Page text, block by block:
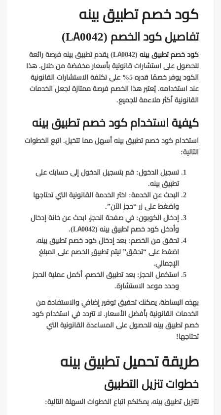
كود خصم تطبيق بينه
تفاصيل كود الخصم (LA0042)
كود خصم تطبيق بينه
(LA0042) يقدم تطبيق بينه فرصة رائعة
للحصول على استشارات قانونية بأسعار مخفضة من خلال. هذا
الكود يوفر خصمًا قدره 5% على تكلفة الاستشارات القانونية
عند استخدامه. يُعتبر هذا الخصم فرصة ممتازة لجعل الخدمات
القانونية أكثر ملاءمة للجميع.
كيفية استخدام كود خصم تطبيق بينه
استخدام كود خصم تطبيق بينه أسهل مما تتخيل. اتبع الخطوات
التالية:
تسجيل الدخول:قم بتسجيل الدخول إلى حسابك على
تطبيق بينه.
البحث عن الخدمة:اختر الخدمة القانونية التي تحتاجها
واضغط على زر “حجز الآن”.
إدخال الكوبون:في صفحة الحجز، ابحث عن خانة إدخال
وأدخل كود خصم تطبيق بينه (LA0042).
تحقق من الخصم:بعد إدخال كود خصم تطبيق بينه،
اضغط على “تحقق” ليتم تطبيق الخصم على المبلغ
الإجمالي.
استكمل الحجز:بعد تطبيق الخصم، أكمل عملية الحجز
وحدد موعد الاستشارة.
بهذه البساطة، يمكنك تحقيق توفير إضافي والاستفادة من
الخدمات القانونية بأفضل الأسعار. لا تتردد في استخدام كود
خصم تطبيق بينه للحصول على المساعدة القانونية التي
تحتاجها!
طريقة تحميلتطبيق بينه
خطوات تنزيل التطبيق
لتنزيل تطبيق بينه، يمكنكم اتباع الخطوات السهلة التالية: